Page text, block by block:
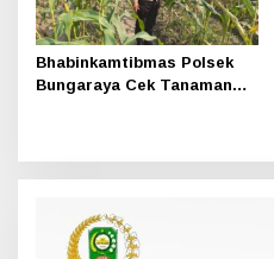
Bhabinkamtibmas Polsek
Bungaraya Cek Tanaman